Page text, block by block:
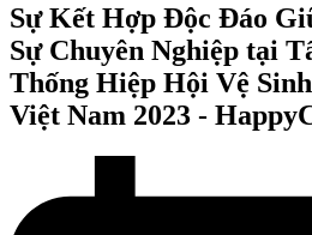
Sự Kết Hợp Độc Đáo
Sự Chuyên Nghiệp tại
Thống Hiệp Hội Vệ
Việt Nam 2023 -